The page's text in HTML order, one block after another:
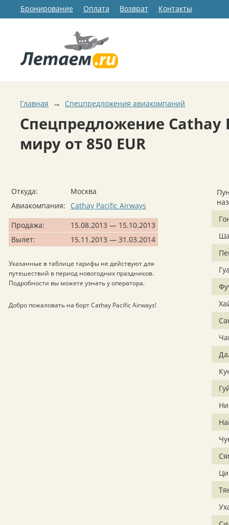
Бронирование Оплата Возврат Контакты
Главная → Спецпредложения авиакомпаний
Спецпредложение Cathay
миру от 850 EUR
Откуда:
Москва
Авиакомпания:
Cathay Pacific Airways
Продажа:
15.08.2013 — 15.10.2013
Вылет:
15.11.2013 — 31.03.2014
Указанные в таблице тарифы не действуют для
путешествий в период новогодних праздников.
Подробности вы можете узнать у оператора.
Добро пожаловать на борт Cathay Pacific Airways!